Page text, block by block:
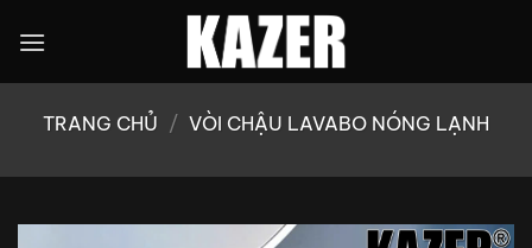
qua
TRANG CHỦ / VÒI CHẬU LAVABO NÓNG LẠNH